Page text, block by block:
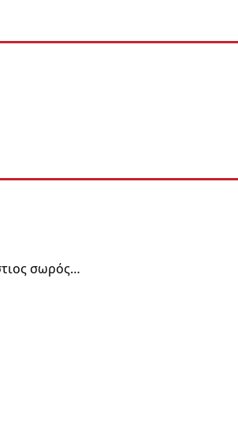
σωρός…